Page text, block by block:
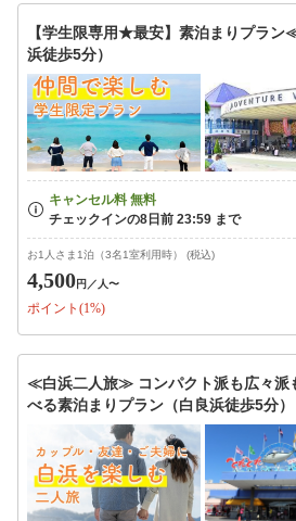
【学生限専用★最安】素泊まりプラ
浜徒歩5分）
お1人さま1泊（3名1室利用時） (税込)
4,500円 ／人〜
ポイント(1%)
≪白浜二人旅≫ コンパクト派も広々派
べる素泊まりプラン（白良浜徒歩5分）